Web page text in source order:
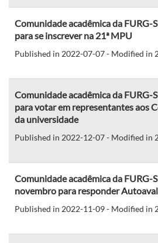
Comunidade acadêmica da FURG-
para se inscrever na 21ª MPU
Published in 2022-07-07 - Modified in
Comunidade acadêmica da FURG-
para votar em representantes aos
da universidade
Published in 2022-12-07 - Modified in
Comunidade acadêmica da FURG-
novembro para responder
Published in 2022-11-09 - Modified in